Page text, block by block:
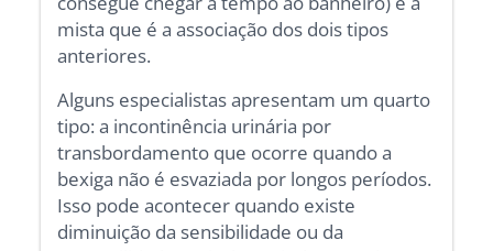
mista que é a associação dos dois tipos
anteriores.
Alguns especialistas apresentam um quarto
tipo: a incontinência urinária por
transbordamento que ocorre quando a
bexiga não é esvaziada por longos períodos.
Isso pode acontecer quando existe
diminuição da sensibilidade ou da